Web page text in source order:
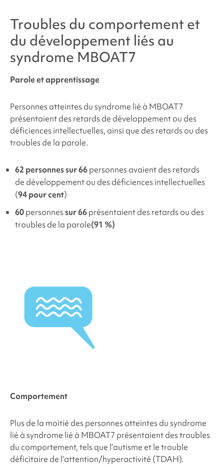
Troubles du comportement et
du développement liés au
syndrome MBOAT7
Parole et apprentissage
Personnes atteintes dusyndrome lié à MBOAT7
présentaient des retards de développement ou des
déficiences intellectuelles, ainsi que des retards ou des
troubles de la parole.
62 personnes sur 66personnes avaientdes retards
de développement ou des déficiences intellectuelles
(94 pour cent)
60personnessur 66présentaient des retards ou des
troubles de la parole(91 %)
Comportement
Plus de la moitié des personnes atteintes du syndrome
lié àsyndrome lié à MBOAT7 présentaient des troubles
du comportement, tels que l’autisme et le trouble
déficitaire de l’attention/hyperactivité (TDAH).